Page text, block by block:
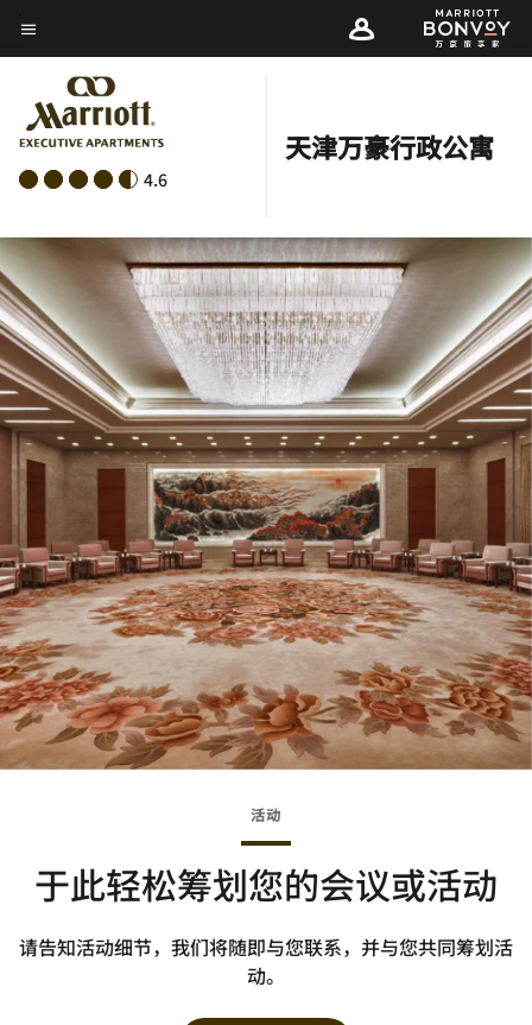
Skip
to
content
菜单文本
4.6
天津万豪行政公寓
活动
于此轻松筹划您的会议或活动
请告知活动细节，我们将随即与您联系，并与您共同筹划活
动。